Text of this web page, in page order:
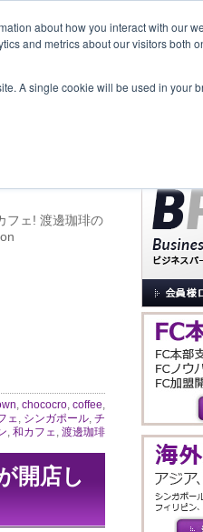
about how you interact with our
and metrics about our visitors both
A single cookie will be used in your
お問合せ セミナー＆イベ
フェ! 渡邊珈琲の
, chococro, coffee,
ェ, シンガポール, チ
, 和カフェ, 渡邊珈琲
開店し